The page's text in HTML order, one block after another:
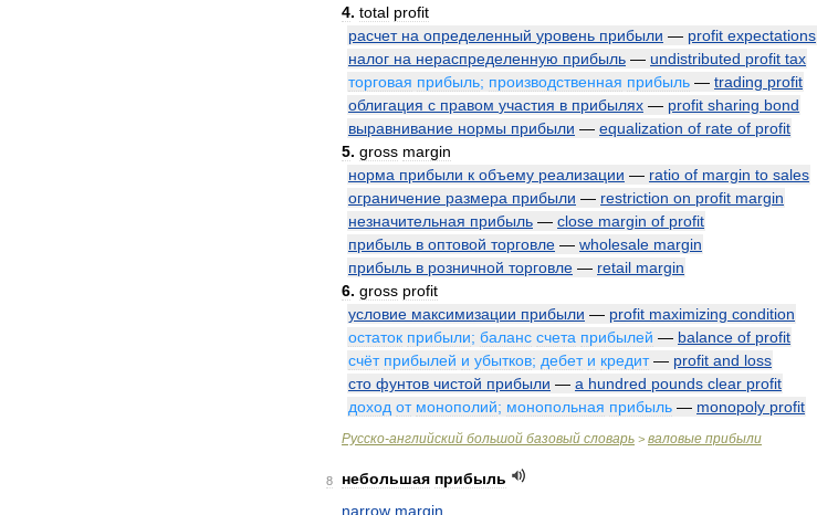
4. total profit
расчет на определенный уровень прибыли — profit expectations
налог на нераспределенную прибыль — undistributed profit tax
торговая прибыль; производственная прибыль — trading profit
облигация с правом участия в прибылях — profit sharing bond
выравнивание нормы прибыли — equalization of rate of profit
5. gross margin
норма прибыли к объему реализации — ratio of margin to sales
ограничение размера прибыли — restriction on profit margin
незначительная прибыль — close margin of profit
прибыль в оптовой торговле — wholesale margin
прибыль в розничной торговле — retail margin
6. gross profit
условие максимизации прибыли — profit maximizing condition
остаток прибыли; баланс счета прибылей — balance of profit
счёт прибылей и убытков; дебет и кредит— profit and loss
сто фунтов чистой прибыли — a hundred pounds clear profit
доход от монополий; монопольная прибыль — monopoly profit
Русско-английский большой базовый словарь > валовые прибыли
8 небольшая прибыль
narrow margin